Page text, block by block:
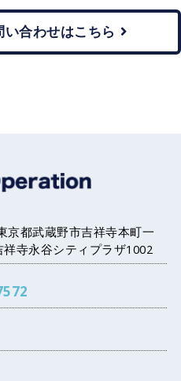
い合わせはこちら
都武蔵野市吉祥寺本町一
寺永谷シティプラザ1002